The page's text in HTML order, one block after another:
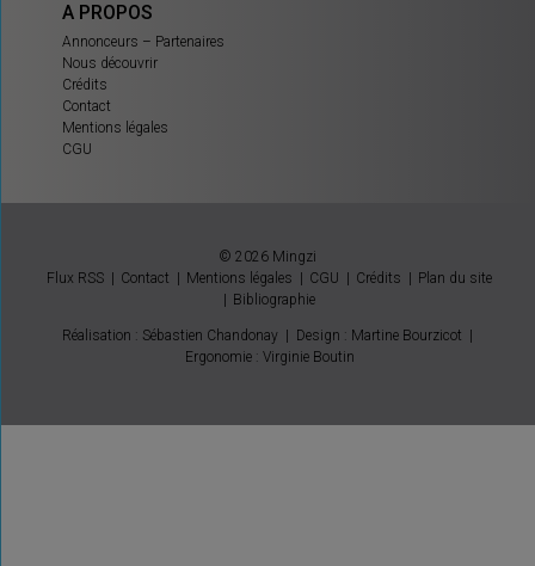
A PROPOS
Annonceurs – Partenaires
Nous découvrir
Crédits
Contact
Mentions légales
CGU
© 2026 Mingzi
Flux RSS
Contact Mentions légales CGU Crédits
Plan du site
Bibliographie
Réalisation : Sébastien Chandonay Design : Martine Bourzicot
Ergonomie : Virginie Boutin